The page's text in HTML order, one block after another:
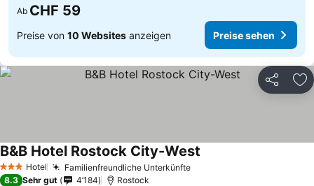
Ab CHF 59
Preise von 10 Websites anzeigen Preise sehen
Teilen
3 SterneHotel Familienfreundliche Unterkünfte
B&B Hotel Rostock City-West
8.3 Sehr gut 4’184 Rostock